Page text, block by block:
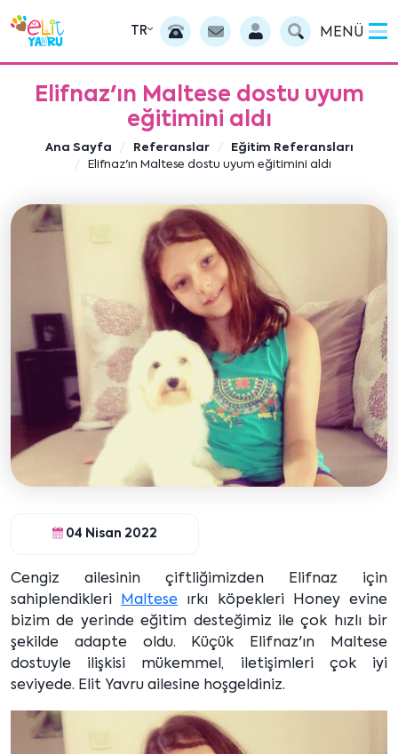
TR MENÜ
Elifnaz'ın Maltese dostu uyum
eğitimini aldı
Ana Sayfa Referanslar
Eğitim Referansları
Elifnaz'ın Maltese dostu uyum eğitimini aldı
04 Nisan 2022
Cengiz ailesinin çiftliğimizden Elifnaz için
sahiplendikleri
Maltese ırkı köpekleri Honey evine
bizim de yerinde eğitim desteğimiz ile çok hızlı bir
şekilde adapte oldu. Küçük Elifnaz'ın Maltese
dostuyle ilişkisi mükemmel, iletişimleri çok iyi
seviyede. Elit Yavru ailesine hoşgeldiniz.